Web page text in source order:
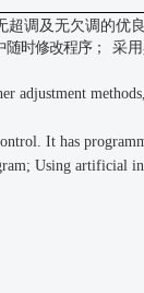
调及无欠调的优
时修改程序；
采
adjustment
It has
Using artificial